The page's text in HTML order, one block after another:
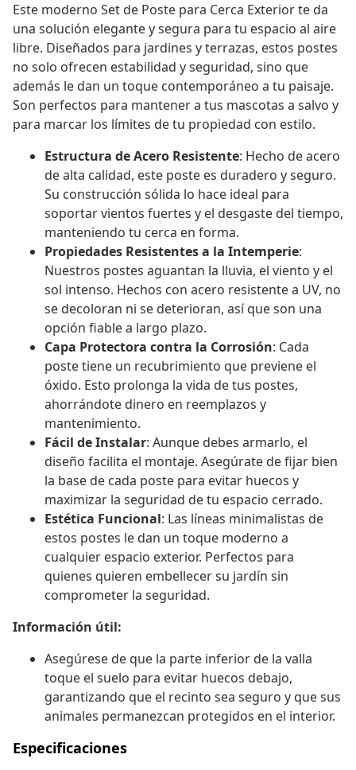
Este moderno Set de Poste para Cerca Exterior te da
una solución elegante y segura para tu espacio al aire
libre. Diseñados para jardines y terrazas, estos postes
no solo ofrecen estabilidad y seguridad, sino que
además le dan un toque contemporáneo a tu paisaje.
Son perfectos para mantener a tus mascotas a salvo y
para marcar los límites de tu propiedad con estilo.
Estructura de Acero Resistente: Hecho de acero
de alta calidad, este poste es duradero y seguro.
Su construcción sólida lo hace ideal para
soportar vientos fuertes y el desgaste del tiempo,
manteniendo tu cerca en forma.
Propiedades Resistentes a la Intemperie:
Nuestros postes aguantan la lluvia, el viento y el
sol intenso. Hechos con acero resistente a UV, no
se decoloran ni se deterioran, así que son una
opción fiable a largo plazo.
Capa Protectora contra la Corrosión: Cada
poste tiene un recubrimiento que previene el
óxido. Esto prolonga la vida de tus postes,
ahorrándote dinero en reemplazos y
mantenimiento.
Fácil de Instalar: Aunque debes armarlo, el
diseño facilita el montaje. Asegúrate de fijar bien
la base de cada poste para evitar huecos y
maximizar la seguridad de tu espacio cerrado.
Estética Funcional: Las líneas minimalistas de
estos postes le dan un toque moderno a
cualquier espacio exterior. Perfectos para
quienes quieren embellecer su jardín sin
comprometer la seguridad.
Información útil:
Asegúrese de que la parte inferior de la valla
toque el suelo para evitar huecos debajo,
garantizando que el recinto sea seguro y que sus
animales permanezcan protegidos en el interior.
Especificaciones